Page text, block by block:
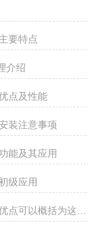
要特点
介绍
点及性能
装注意事项
能及其应用
级应用